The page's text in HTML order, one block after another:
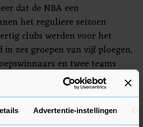
Advertentie-instellingen
dat de NBA een
het reguliere seizoen
clubs werden voor het
zes groepen van vijf ploegen,
en twee teams
de kwartfinales gingen.
mee voor het reguliere
finale van komend weekend.